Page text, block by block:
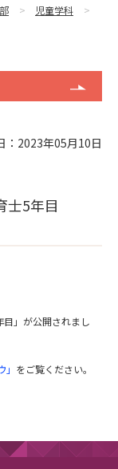
児童学科
：2023年05月10日
5年目
」が公開されまし
をご覧ください。